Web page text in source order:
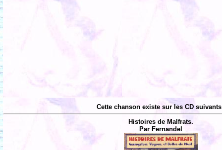
Cette chanson existe sur les CD
Histoires de Malfrats.
Par Fernandel